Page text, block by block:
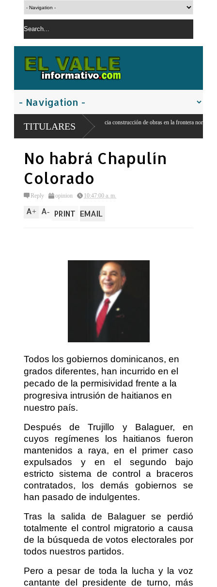
TITULARES
Gobierno inicia construcción de obras en la frontera norte para fortalecer la
seguridad
No habrá Chapulín
Colorado
Reply opinion 10:47:00 a. m.
A+ A- PRINT EMAIL
Todos los gobiernos dominicanos, en
grados diferentes, han incurrido en el
pecado de la permisividad frente a la
progresiva intrusión de haitianos en
nuestro país.
Después de Trujillo y Balaguer, en
cuyos regímenes los haitianos fueron
mantenidos a raya, en el primer caso
expulsados y en el segundo bajo
estricto sistema de control a braceros
contratados, los demás gobiernos se
han pasado de indulgentes.
Tras la salida de Balaguer se perdió
totalmente el control migratorio a causa
de la búsqueda de votos electorales por
todos nuestros partidos.
Pero a pesar de toda la lucha y la voz
cantante del presidente de turno, más